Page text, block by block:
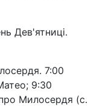
Дев'ятниці.
7:00
9:30
Милосердя (с.